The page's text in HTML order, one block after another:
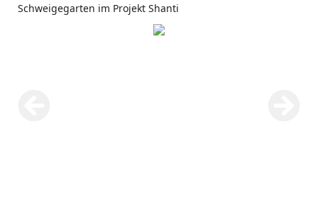
Schweigegarten im Projekt Shanti